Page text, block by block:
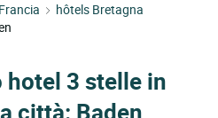
hôtels Bretagna
3 stelle in